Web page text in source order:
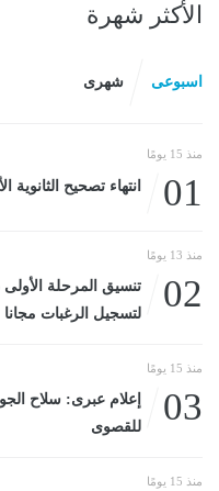
الأكثر شهرة
اسبوعى شهرى
منذ 15 يومًا
01 انتهاء تصحيح الثانوية
منذ 13 يومًا
02
لتسجيل الرغبات مجانا
منذ 15 يومًا
03
إعلام عبرى: سلاح
للقصوى
منذ 15 يومًا